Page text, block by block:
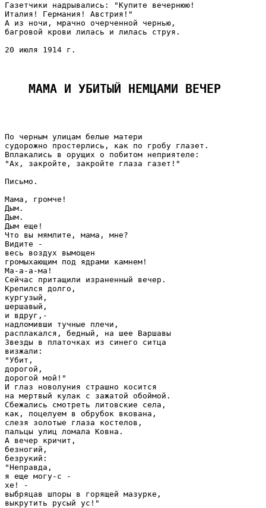
Газетчики надрывались: "Купите вечернюю!
Италия! Германия! Австрия!"
А из ночи, мрачно очерченной чернью,
багровой крови лилась и лилась струя.
20 июля 1914 г.
МАМА И УБИТЫЙ НЕМЦАМИ ВЕЧЕР
По черным улицам белые матери
судорожно простерлись, как по гробу глазет.
Вплакались в орущих о побитом неприятеле:
"Ах, закройте, закройте глаза газет!"
Письмо.
Мама, громче!
Дым.
Дым.
Дым еще!
Что вы мямлите, мама, мне?
Видите -
весь воздух вымощен
громыхающим под ядрами камнем!
Ма-а-а-ма!
Сейчас притащили израненный вечер.
Крепился долго,
кургузый,
шершавый,
и вдруг,-
надломивши тучные плечи,
расплакался, бедный, на шее Варшавы
Звезды в платочках из синего ситца
визжали:
"Убит,
дорогой,
дорогой мой!"
И глаз новолуния страшно косится
на мертвый кулак с зажатой обоймой.
Сбежались смотреть литовские села,
как, поцелуем в обрубок вкована,
слезя золотые глаза костелов,
пальцы улиц ломала Ковна.
А вечер кричит,
безногий,
безрукий:
"Неправда,
я еще могу-с -
хе! -
выбряцав шпоры в горящей мазурке,
выкрутить русый ус!"